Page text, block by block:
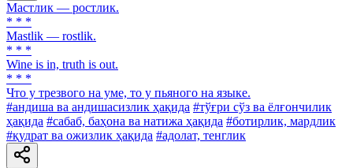
Мастлик — ростлик.
* * *
Mastlik — rostlik.
* * *
Wine is in, truth is out.
* * *
Что у трезвого на уме, то у пьяного на языке.
#андиша ва андишасизлик ҳақида #тўғри сўз ва ёлғончилик
ҳақида #сабаб, баҳона ва натижа ҳақида #ботирлик, мардлик
#қудрат ва ожизлик ҳақида #адолат, тенглик